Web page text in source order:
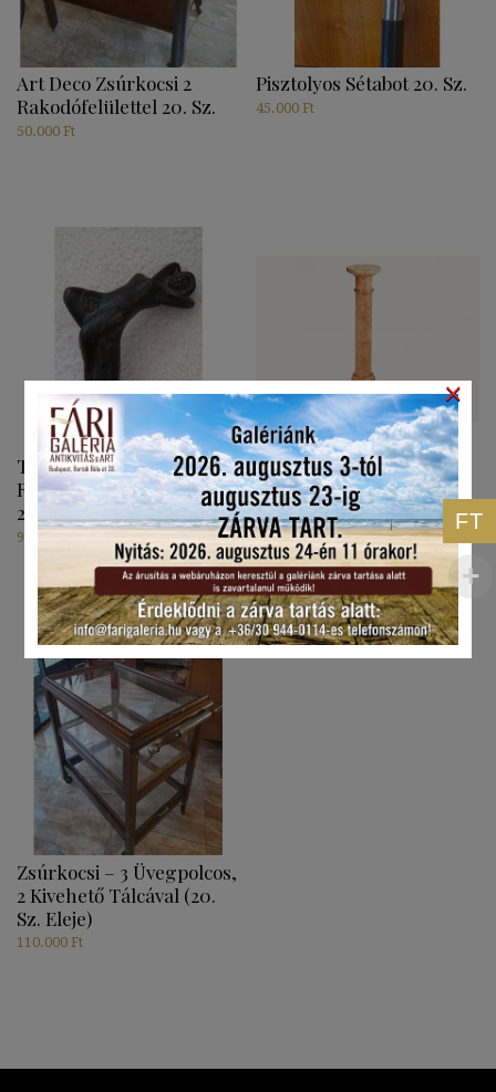
Art Deco Zsúrkocsi 2
Rakodófelülettel 20. Sz.
50.000 Ft
Pisztolyos Sétabot 20. Sz.
45.000 Ft
Tőrös Sétabot Réz
Rátéttel, Fekvő Női Fejjel
20. Sz.
95.000
XIX. Századi Márvány
Posztamens
280.000 Ft
Zsúrkocsi – 3 Üvegpolcos,
2 Kivehető Tálcával (20.
Sz. Eleje)
110.000 Ft
FT
×